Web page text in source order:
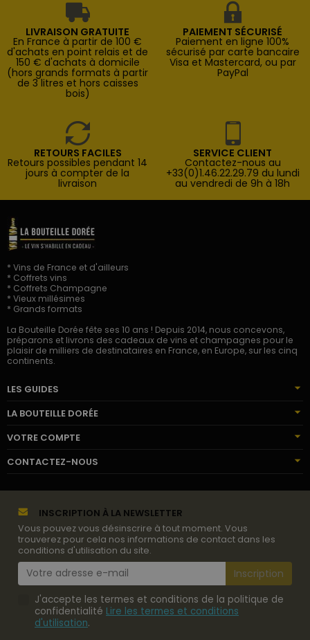
LIVRAISON GRATUITE
En France à partir de 100 €
d'achats en point relais et de
150 € d'achats à domicile
(hors grands formats à partir
de 3 litres et hors caisses
bois)
PAIEMENT SÉCURISÉ
Paiement en ligne 100%
sécurisé par carte bancaire
Visa et Mastercard, ou par
PayPal
RETOURS FACILES
Retours possibles pendant 14
jours à compter de la
livraison
SERVICE CLIENT
Contactez-nous au
+33(0)1.46.22.29.79 du lundi
au vendredi de 9h à 18h
* Vins de France et d'ailleurs
* Coffrets vins
* Coffrets Champagne
* Vieux millésimes
* Grands formats
La Bouteille Dorée fête ses 10 ans ! Depuis 2014, nous concevons,
préparons et livrons des cadeaux de vins et champagnes pour le
plaisir de milliers de destinataires en France, en Europe, sur les cinq
continents.
LES GUIDES
LA BOUTEILLE DORÉE
VOTRE COMPTE
CONTACTEZ-NOUS
INSCRIPTION À LA NEWSLETTER
Vous pouvez vous désinscrire à tout moment. Vous
trouverez pour cela nos informations de contact dans les
conditions d'utilisation du site.
J'accepte les termes et conditions de la politique de
confidentialité Lire les termes et conditions
d'utilisation.